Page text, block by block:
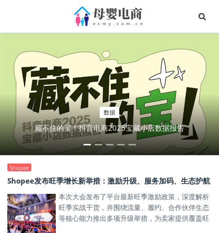
数据
藏不住的宝！抖音电商2025宝藏小店数据报告
深度
秋上新，来抖音｜300万款新品首发！抖音商城全力推爆“好新
品”
Shopee
Shopee发布旺季增长新举措：激励升级、服务加码、生态护航
本次大会发布了平台最新旺季激励政策，深度解析
旺季实战干货，并围绕流量、履约、合作伙伴生态
等核心能力推出多项升级举措，为卖家提供覆盖旺